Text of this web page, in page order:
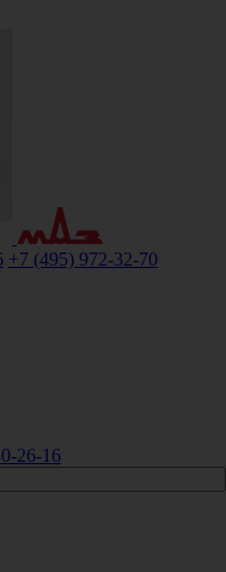
+7 (495) 972-32-70
26-16